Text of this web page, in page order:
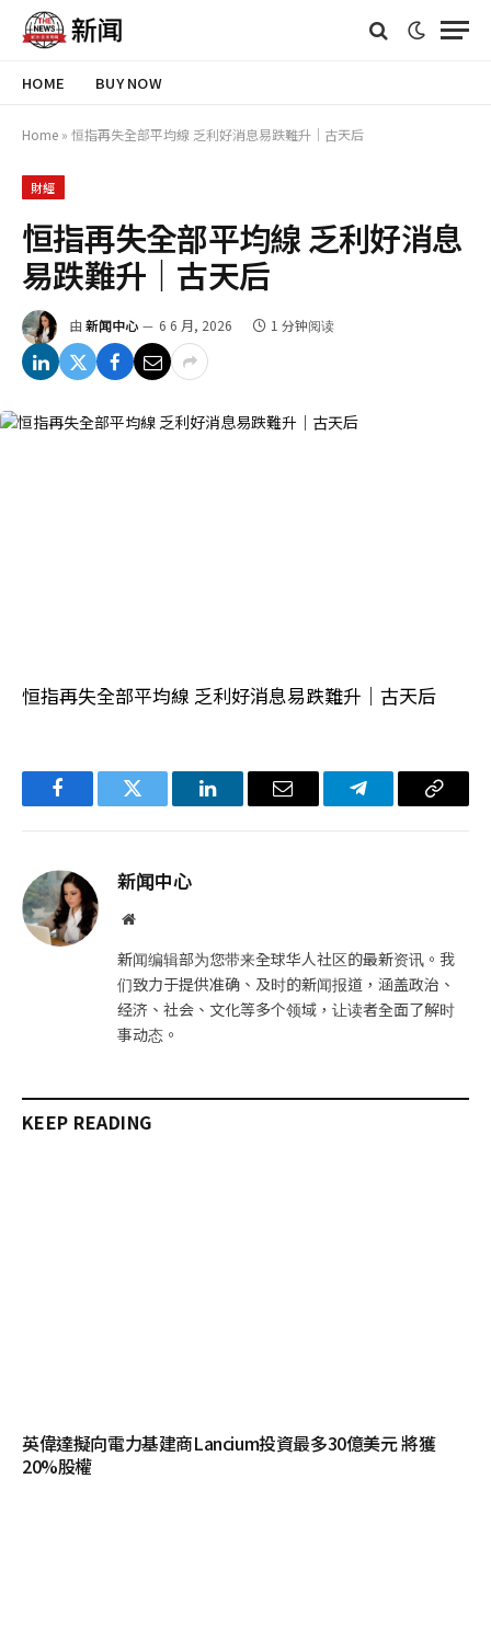
HOME BUY NOW
Home » 恒指再失全部平均線 乏利好消息易跌難升｜古天后
財經
恒指再失全部平均線 乏利好消息
易跌難升｜古天后
由 新闻中心 6 6 月, 2026 1 分钟阅读
恒指再失全部平均線 乏利好消息易跌難升｜古天后
FacebookTwitter LinkedIn电
Telegram复
新闻中心
网
新闻编辑部为您带来全球华人社区的最新资讯。我
们致力于提供准确、及时的新闻报道，涵盖政治、
经济、社会、文化等多个领域，让读者全面了解时
事动态。
KEEP READING
英偉達擬向電力基建商Lancium投資最多30億美元 將獲
20%股權